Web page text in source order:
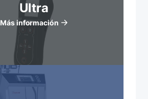
Ultra
Más información